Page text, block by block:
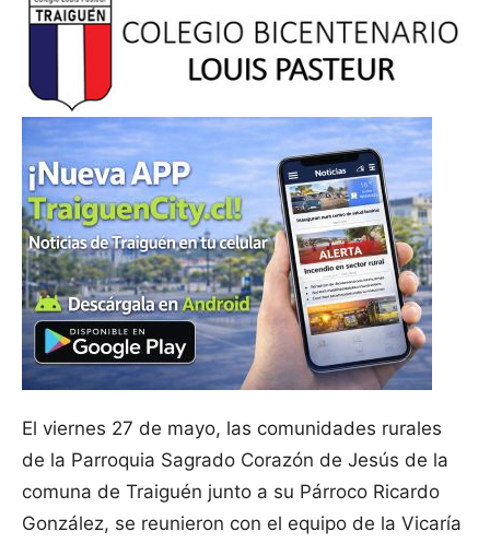
El viernes 27 de mayo, las comunidades rurales
de la Parroquia Sagrado Corazón de Jesús de la
comuna de Traiguén junto a su Párroco Ricardo
González, se reunieron con el equipo de la Vicaría